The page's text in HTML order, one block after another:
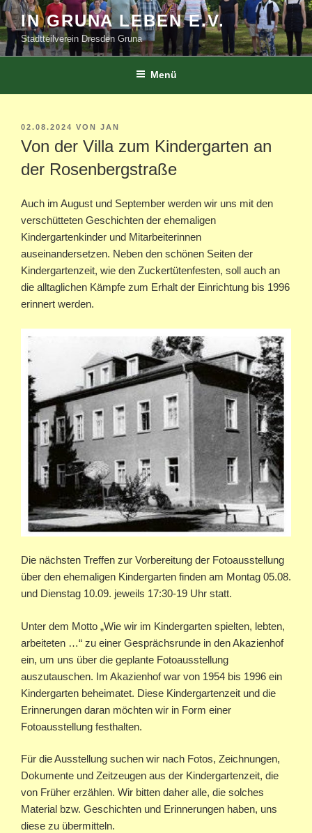
Zum
Inhalt
springen
IN GRUNA LEBEN E.V.
Stadtteilverein Dresden Gruna
Menü
VERÖFFENTLICHT
AM
02.08.2024 VON JAN
Von der Villa zum Kindergarten an
der Rosenbergstraße
Auch im August und September werden wir uns mit den
verschütteten Geschichten der ehemaligen
Kindergartenkinder und Mitarbeiterinnen
auseinandersetzen. Neben den schönen Seiten der
Kindergartenzeit, wie den Zuckertütenfesten, soll auch an
die alltaglichen Kämpfe zum Erhalt der Einrichtung bis 1996
erinnert werden.
Die nächsten Treffen zur Vorbereitung der Fotoausstellung
über den ehemaligen Kindergarten finden am Montag 05.08.
und Dienstag 10.09. jeweils 17:30-19 Uhr statt.
Unter dem Motto „Wie wir im Kindergarten spielten, lebten,
arbeiteten …“ zu einer Gesprächsrunde in den Akazienhof
ein, um uns über die geplante Fotoausstellung
auszutauschen. Im Akazienhof war von 1954 bis 1996 ein
Kindergarten beheimatet. Diese Kindergartenzeit und die
Erinnerungen daran möchten wir in Form einer
Fotoausstellung festhalten.
Für die Ausstellung suchen wir nach Fotos, Zeichnungen,
Dokumente und Zeitzeugen aus der Kindergartenzeit, die
von Früher erzählen. Wir bitten daher alle, die solches
Material bzw. Geschichten und Erinnerungen haben, uns
diese zu übermitteln.